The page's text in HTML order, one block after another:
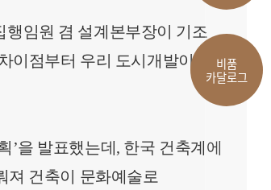
비품
카달로그
임원 겸 설계본부장이 기조
이점부터 우리 도시개발이
을 발표했는데, 한국 건축계에
져 건축이 문화예술로